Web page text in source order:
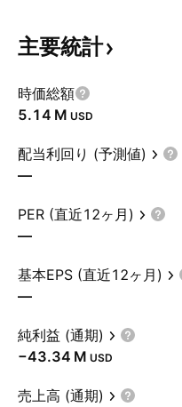
主要統計
時価総額
‪5.14 M‬ USD
配当利回り (予測値)
—
PER (直近12ヶ月)
—
基本EPS (直近12ヶ月)
—
純利益 (通期)
‪−43.34 M‬ USD
売上高 (通期)